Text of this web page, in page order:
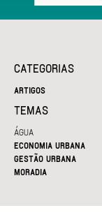
CATEGORIAS
ARTIGOS
TEMAS
ÁGUA
ECONOMIA URBANA
GESTÃO URBANA
MORADIA